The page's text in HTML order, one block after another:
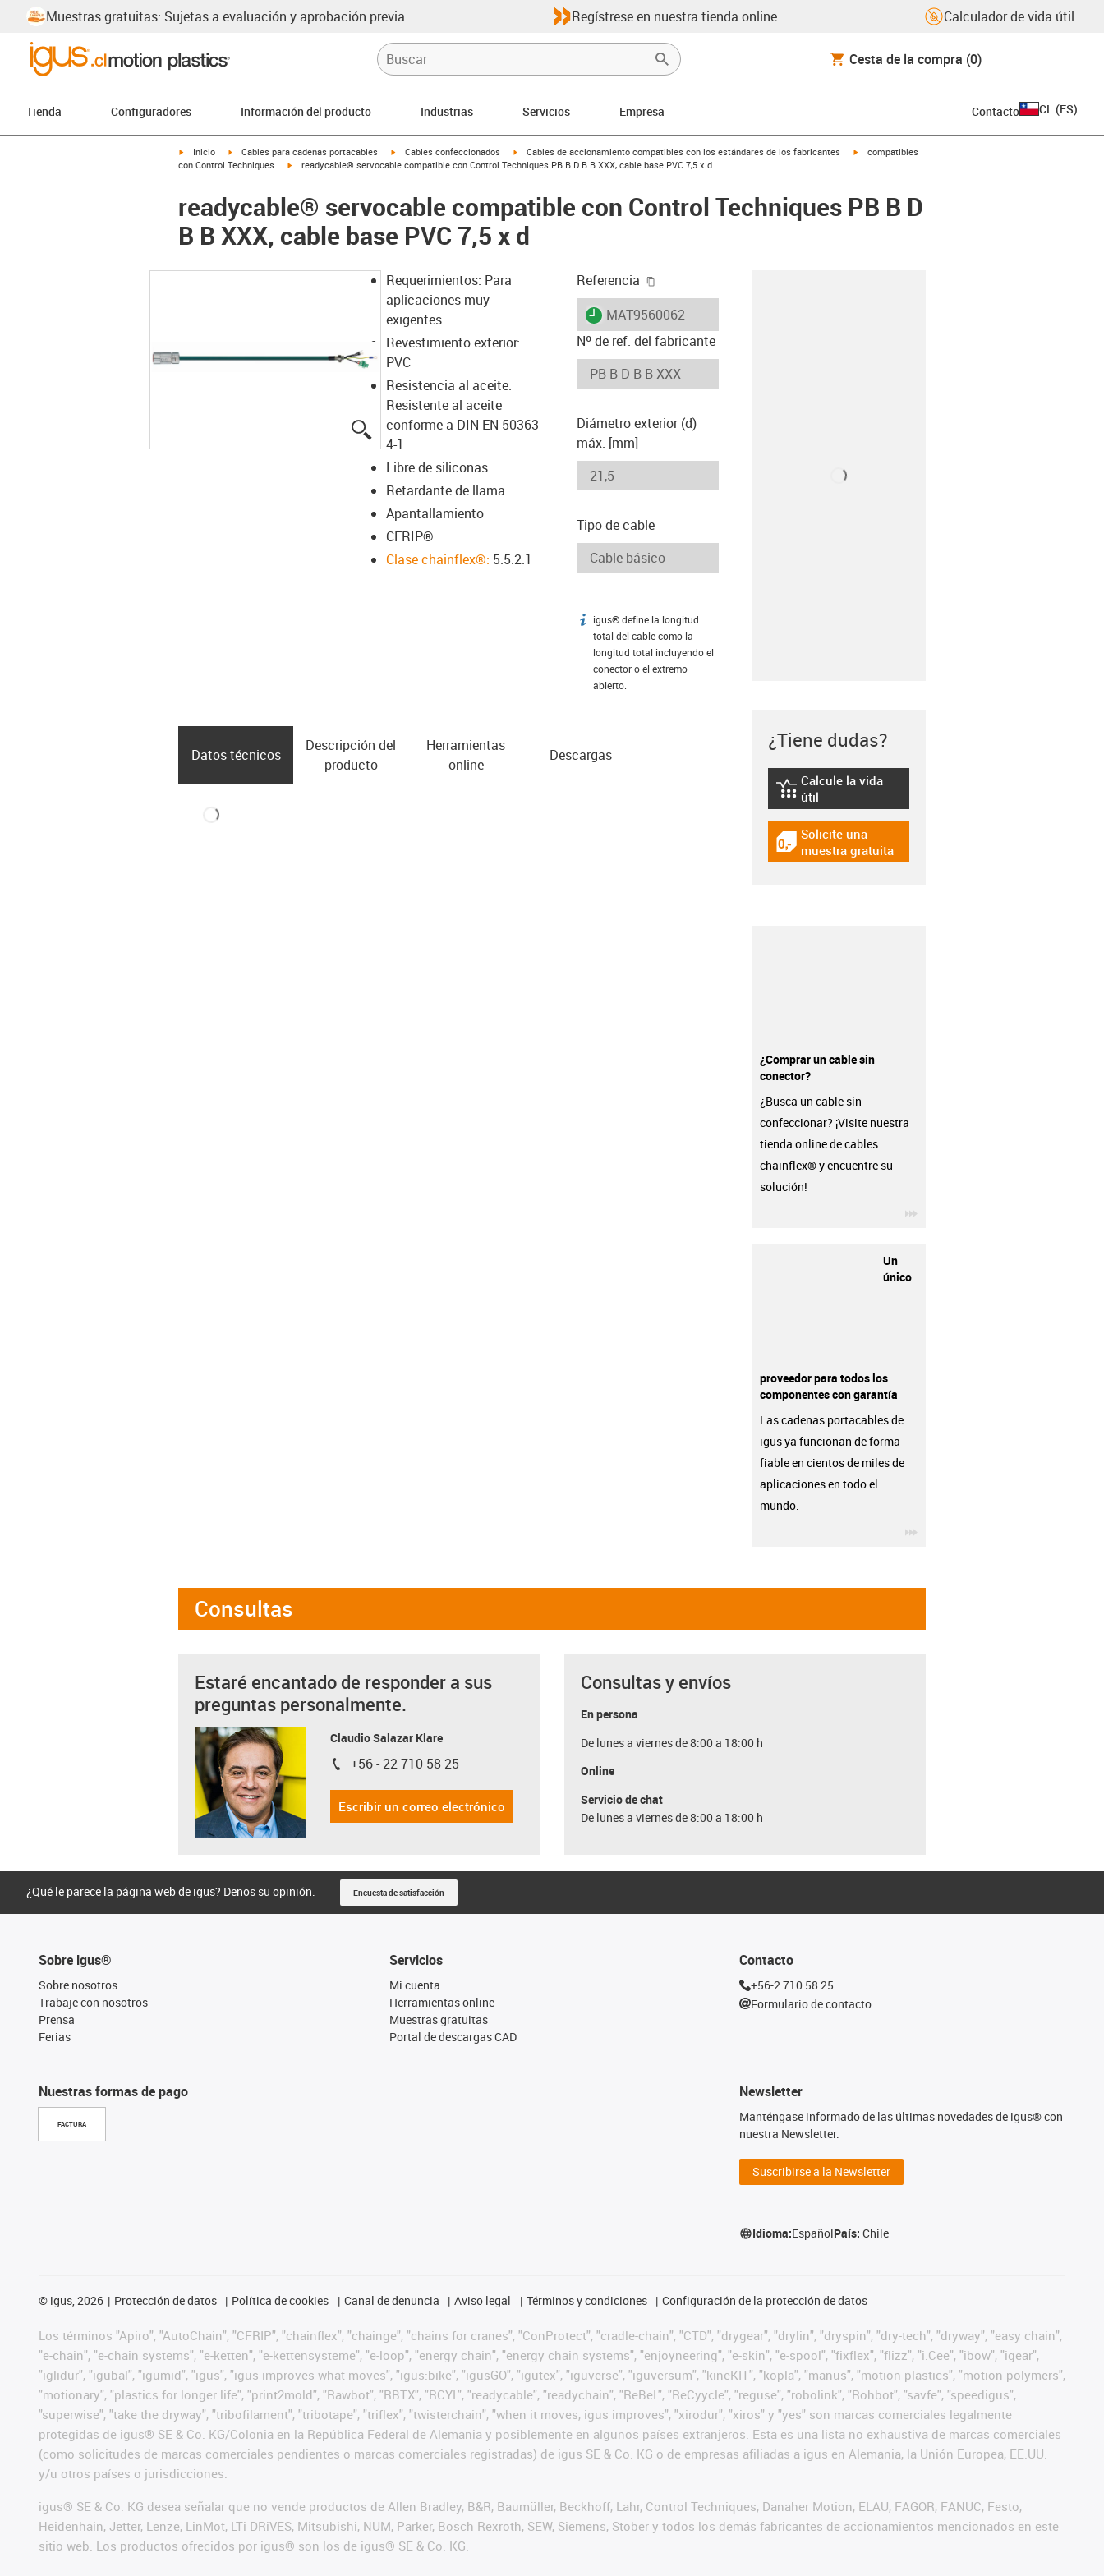
Muestras gratuitas: Sujetas a evaluación y aprobación previa Regístrese en nuestra tienda online Calculador de vida útil.
Cesta de la compra (0)
Tienda Configuradores Información del producto Industrias Servicios Empresa Contacto CL (ES)
igus-icon-arrow-right
Inicio igus-icon-arrow-right
Cables para cadenas portacables igus-icon-arrow-right
Cables confeccionados igus-icon-arrow-right
Cables de accionamiento compatibles con los estándares de los fabricantes igus-icon-arrow-right
compatibles
con Control Techniques
igus-icon-arrow-right
readycable® servocable compatible con Control Techniques PB B D B B XXX, cable base PVC 7,5 x d
readycable® servocable compatible con Control Techniques PB B D
B B XXX, cable base PVC 7,5 x d
igus-icon-lupe
Requerimientos: Para
aplicaciones muy
exigentes
Revestimiento exterior:
PVC
Resistencia al aceite:
Resistente al aceite
conforme a DIN EN 50363-
4-1
Libre de siliconas
Retardante de llama
Apantallamiento
CFRIP®
Clase chainflex®: 5.5.2.1
Referencia
igus-icon-lieferzeit
MAT9560062
Nº de ref. del fabricante
Diámetro exterior (d)
máx. [mm]
Tipo de cable
igus-icon-info
igus® define la longitud
total del cable como la
longitud total incluyendo el
conector o el extremo
abierto.
Datos técnicos
Descripción del
producto
Herramientas
online
Descargas
¿Tiene dudas?
igus-icon-lebensdauerrechner
Calcule la vida
útil
igus-icon-gratismuster
Solicite una
muestra gratuita
¿Comprar un cable sin
conector?
¿Busca un cable sin
confeccionar? ¡Visite nuestra
tienda online de cables
chainflex® y encuentre su
solución!
Un
único
proveedor para todos los
componentes con garantía
Las cadenas portacables de
igus ya funcionan de forma
fiable en cientos de miles de
aplicaciones en todo el
mundo.
Consultas
Estaré encantado de responder a sus
preguntas personalmente.
Claudio Salazar Klare
igus-icon-phone
+56 - 22 710 58 25
Escribir un correo electrónico
Consultas y envíos
En persona
De lunes a viernes de 8:00 a 18:00 h
Online
Servicio de chat
De lunes a viernes de 8:00 a 18:00 h
¿Qué le parece la página web de igus? Denos su opinión. Encuesta de satisfacción
Sobre igus®
Sobre nosotros
Trabaje con nosotros
Prensa
Ferias
Nuestras formas de pago
FACTURA
Servicios
Mi cuenta
Herramientas online
Muestras gratuitas
Portal de descargas CAD
Contacto
+56-2 710 58 25
Formulario de contacto
Newsletter
Manténgase informado de las últimas novedades de igus® con
nuestra Newsletter.
Suscribirse a la Newsletter
Idioma:EspañolPaís:Chile
© igus, 2026 Protección de datos Política de cookies Canal de denuncia Aviso legal Términos y condiciones Configuración de la protección de datos
Los términos "Apiro", "AutoChain", "CFRIP", "chainflex", "chainge", "chains for cranes", "ConProtect", "cradle-chain", "CTD", "drygear", "drylin", "dryspin", "dry-tech", "dryway", "easy chain",
"e-chain", "e-chain systems", "e-ketten", "e-kettensysteme", "e-loop", "energy chain", "energy chain systems", "enjoyneering", "e-skin", "e-spool", "fixflex", "flizz", "i.Cee", "ibow", "igear",
"iglidur", "igubal", "igumid", "igus", "igus improves what moves", "igus:bike", "igusGO", "igutex", "iguverse", "iguversum", "kineKIT", "kopla", "manus", "motion plastics", "motion polymers",
"motionary", "plastics for longer life", "print2mold", "Rawbot", "RBTX", "RCYL", "readycable", "readychain", "ReBeL", "ReCyycle", "reguse", "robolink", "Rohbot", "savfe", "speedigus",
"superwise", "take the dryway", "tribofilament", "tribotape", "triflex", "twisterchain", "when it moves, igus improves", "xirodur", "xiros" y "yes" son marcas comerciales legalmente
protegidas de igus® SE & Co. KG/Colonia en la República Federal de Alemania y posiblemente en algunos países extranjeros. Esta es una lista no exhaustiva de marcas comerciales
(como solicitudes de marcas comerciales pendientes o marcas comerciales registradas) de igus SE & Co. KG o de empresas afiliadas a igus en Alemania, la Unión Europea, EE.UU.
y/u otros países o jurisdicciones.
igus® SE & Co. KG desea señalar que no vende productos de Allen Bradley, B&R, Baumüller, Beckhoff, Lahr, Control Techniques, Danaher Motion, ELAU, FAGOR, FANUC, Festo,
Heidenhain, Jetter, Lenze, LinMot, LTi DRiVES, Mitsubishi, NUM, Parker, Bosch Rexroth, SEW, Siemens, Stöber y todos los demás fabricantes de accionamientos mencionados en este
sitio web. Los productos ofrecidos por igus® son los de igus® SE & Co. KG.